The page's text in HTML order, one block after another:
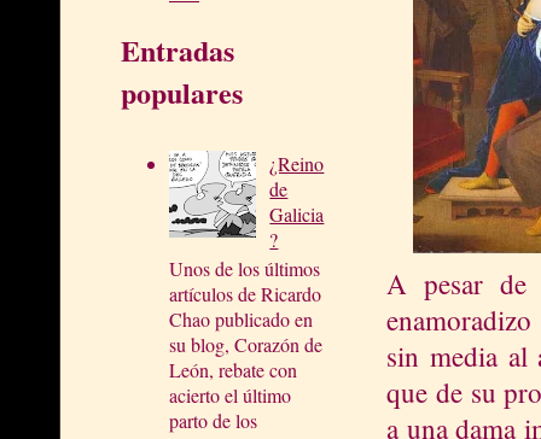
Entradas
populares
¿Reino
de
Galicia
?
Unos de los últimos
artículos de Ricardo
Chao publicado en
su blog, Corazón de
León, rebate con
acierto el último
parto de los
A pesar de
sin media al
que de su
a una dama